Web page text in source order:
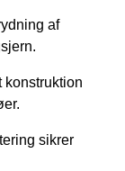
af
sikrer